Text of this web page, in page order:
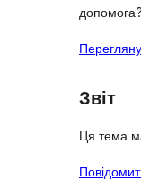
допомога?
Звіт
Ця тема